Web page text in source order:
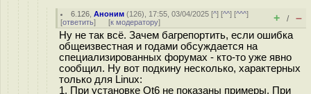
6.126 ,Аноним (126), 17:55, 03/04/2025 [^] [^^] [^^^]
[ответить] [к модератору] + / –
Ну не так всё. Зачем багрепортить, если ошибка
общеизвестная и годами обсуждается на
специализированных форумах - кто-то уже явно
сообщил. Ну вот подкину несколько, характерных
только для Linux:
1. При установке Qt6 не показаны примеры. При